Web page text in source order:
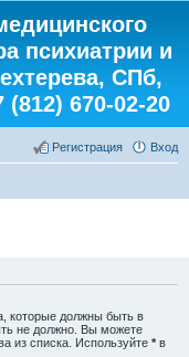
психиатрии и
СПб,
670-02-20
Вход
Регистрация
которые должны быть в
не должно. Вы можете
из списка. Используйте * в